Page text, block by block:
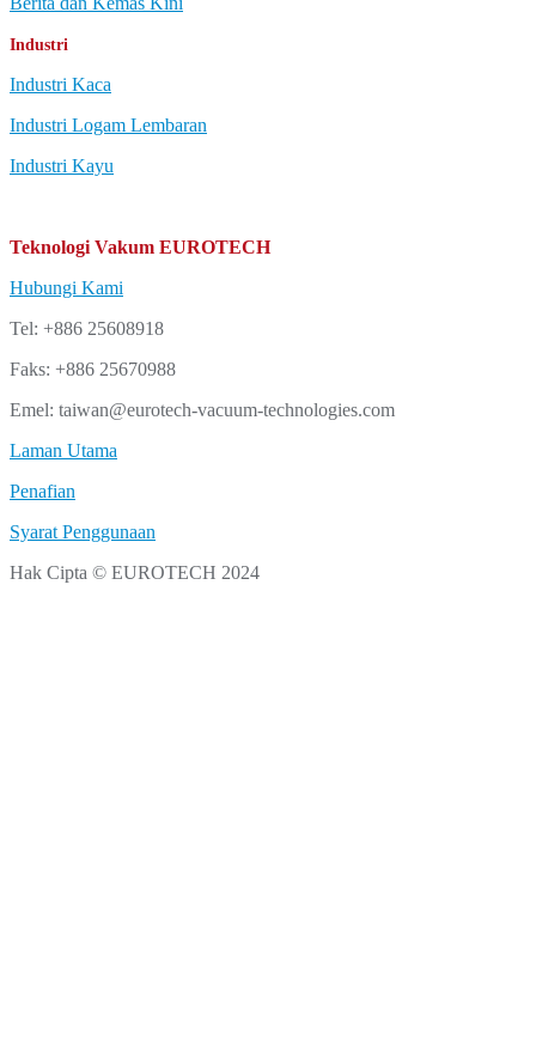
Industri
Industri Kaca
Industri Logam Lembaran
Industri Kayu
Teknologi Vakum EUROTECH
Hubungi Kami
Tel: +886 25608918
Faks: +886 25670988
Emel: taiwan@eurotech-vacuum-technologies.com
Laman Utama
Penafian
Syarat Penggunaan
Hak Cipta © EUROTECH 2024